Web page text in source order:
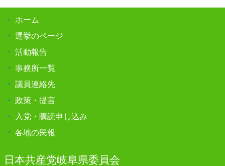
検
ホーム
選挙のページ
活動報告
事務所一覧
議員連絡先
政策・提言
入党・購読申し込み
各地の民報
日本共産党岐阜県委員会